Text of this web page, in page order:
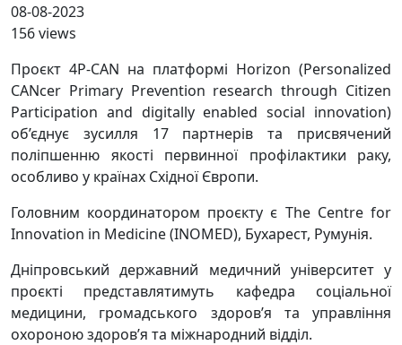
08-08-2023
156 views
Проєкт 4P-CAN на платформі Horizon (Personalized
CANcer Primary Prevention research through Citizen
Participation and digitally enabled social innovation)
об’єднує зусилля 17 партнерів та присвячений
поліпшенню якості первинної профілактики раку,
особливо у країнах Східної Європи.
Головним координатором проєкту є The Centre for
Innovation in Medicine (INOMED), Бухарест, Румунія.
Дніпровський державний медичний університет у
проєкті представлятимуть кафедра соціальної
медицини, громадського здоров’я та управління
охороною здоров’я та міжнародний відділ.